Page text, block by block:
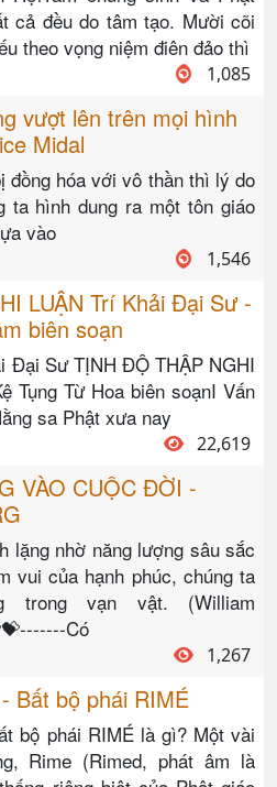
cả đều do tâm tạo. Mười cõi
theo vọng niệm điên đảo thì
1,085
vượt lên trên mọi hình
Midal
đồng hóa với vô thần thì lý do
ta hình dung ra một tôn giáo
vào
1,546
LUẬN Trí Khải Ðại Sư -
biên soạn
Ðại Sư TỊNH ĐỘ THẬP NGHI
Tụng Từ Hoa biên soạnI Vấn
sa Phật xưa nay
22,619
VÀO CUỘC ĐỜI -
lặng nhờ năng lượng sâu sắc
vui của hạnh phúc, chúng ta
trong vạn vật. (William
Có
1,267
Bất bộ phái RIMÉ
bộ phái RIMÉ là gì? Một vài
Rime (Rimed, phát âm là